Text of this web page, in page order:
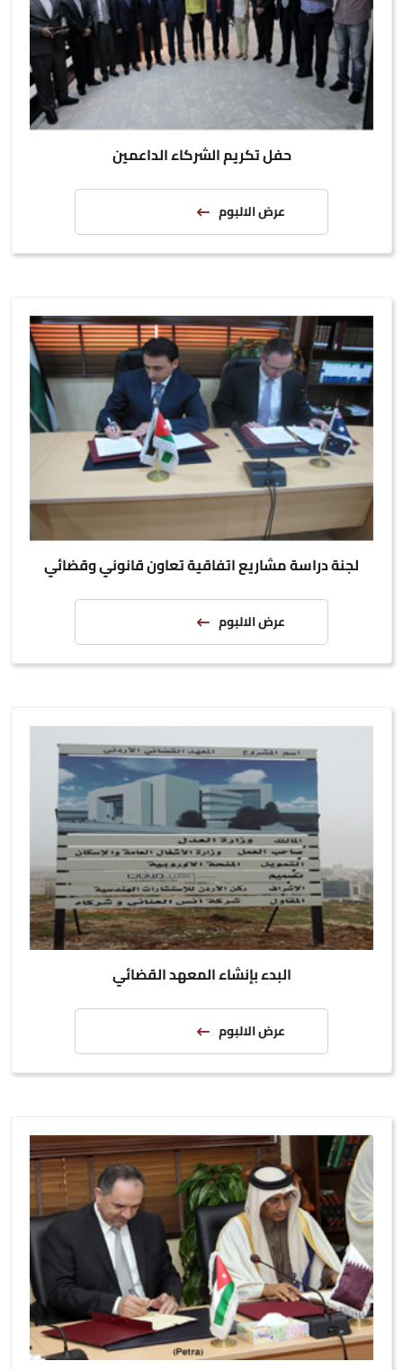
حفل تكريم الشركاء الداعمين
عرض الالبوم
لجنة دراسة مشاريع اتفاقية تعاون قانوني وقضائي
عرض الالبوم
البدء بإنشاء المعهد القضائي
عرض الالبوم